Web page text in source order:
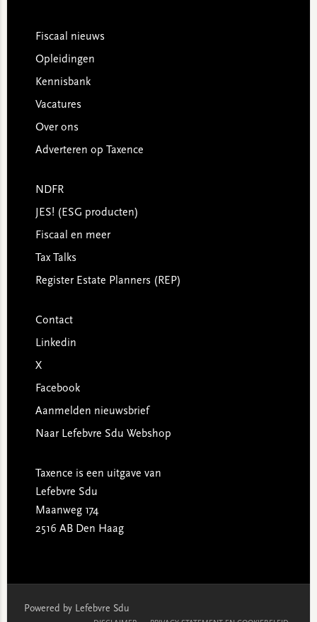
Footer
Fiscaal nieuws
Opleidingen
Kennisbank
Vacatures
Over ons
Adverteren op Taxence
NDFR
JES! (ESG producten)
Fiscaal en meer
Tax Talks
Register Estate Planners (REP)
Contact
Linkedin
X
Facebook
Aanmelden nieuwsbrief
Naar Lefebvre Sdu Webshop
Taxence is een uitgave van
Lefebvre Sdu
Maanweg 174
2516 AB Den Haag
Powered by Lefebvre Sdu